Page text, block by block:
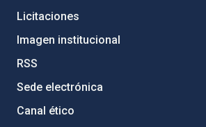
Licitaciones
Imagen institucional
RSS
Sede electrónica
Canal ético